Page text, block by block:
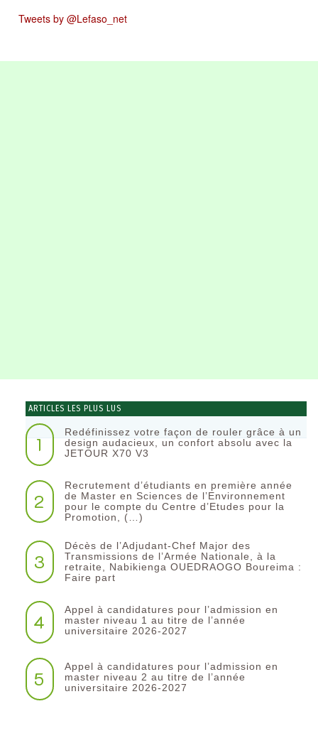
Tweets by @Lefaso_net
ARTICLES LES PLUS LUS
1
Redéfinissez votre façon de rouler grâce à un
design audacieux, un confort absolu avec la
JETOUR X70 V3
2
Recrutement d’étudiants en première année
de Master en Sciences de l’Environnement
pour le compte du Centre d’Etudes pour la
Promotion, (…)
3
Décès de l’Adjudant-Chef Major des
Transmissions de l’Armée Nationale, à la
retraite, Nabikienga OUEDRAOGO Boureima :
Faire part
4
Appel à candidatures pour l’admission en
master niveau 1 au titre de l’année
universitaire 2026-2027
5
Appel à candidatures pour l’admission en
master niveau 2 au titre de l’année
universitaire 2026-2027